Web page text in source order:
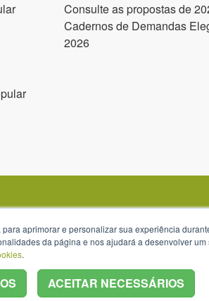
Consulte as propostas de
Cadernos de Demandas
2026
aprimorar e personalizar sua experiência
da página e nos ajudará a desenvolver
.
ACEITAR NECESSÁRIOS